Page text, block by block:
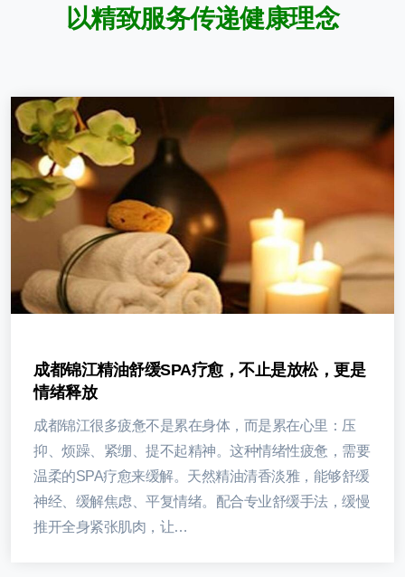
以精致服务传递健康理念
成都锦江精油舒缓SPA疗愈，不止是放松，更是
情绪释放
成都锦江很多疲惫不是累在身体，而是累在心里：压
抑、烦躁、紧绷、提不起精神。这种情绪性疲惫，需要
温柔的SPA疗愈来缓解。天然精油清香淡雅，能够舒缓
神经、缓解焦虑、平复情绪。配合专业舒缓手法，缓慢
推开全身紧张肌肉，让…